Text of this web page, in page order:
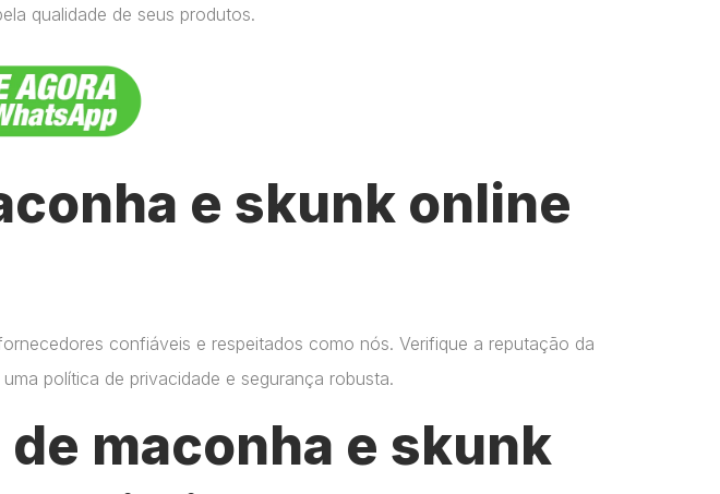
qualidade de seus produtos.
e skunk online
confiáveis e respeitados como nós. Verifique a reputação da
política de privacidade e segurança robusta.
maconha e skunk